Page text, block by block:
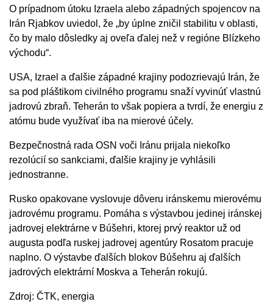
O prípadnom útoku Izraela alebo západných spojencov na
Irán Rjabkov uviedol, že „by úplne zničil stabilitu v oblasti,
čo by malo dôsledky aj oveľa ďalej než v regióne Blízkeho
východu“.
USA, Izrael a ďalšie západné krajiny podozrievajú Irán, že
sa pod pláštikom civilného programu snaží vyvinúť vlastnú
jadrovú zbraň. Teherán to však popiera a tvrdí, že energiu z
atómu bude využívať iba na mierové účely.
Bezpečnostná rada OSN voči Iránu prijala niekoľko
rezolúcií so sankciami, ďalšie krajiny je vyhlásili
jednostranne.
Rusko opakovane vyslovuje dôveru iránskemu mierovému
jadrovému programu. Pomáha s výstavbou jedinej iránskej
jadrovej elektrárne v Búšehri, ktorej prvý reaktor už od
augusta podľa ruskej jadrovej agentúry Rosatom pracuje
naplno. O výstavbe ďalších blokov Búšehru aj ďalších
jadrových elektrární Moskva a Teherán rokujú.
Zdroj: ČTK, energia